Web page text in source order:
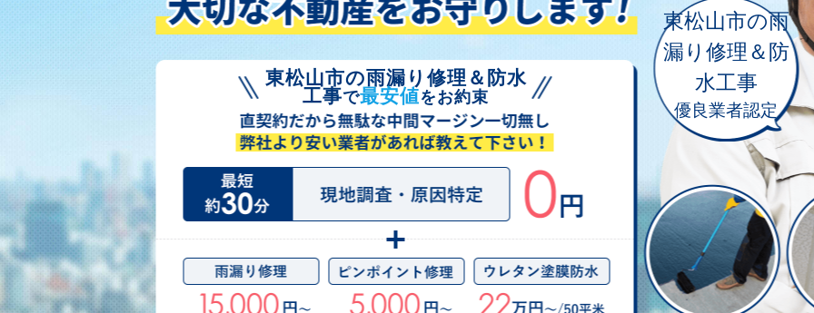
東松山市の雨漏り修理＆防水
工事で最安値をお約束
東松山市の雨
漏り修理＆防
水工事
優良業者認定